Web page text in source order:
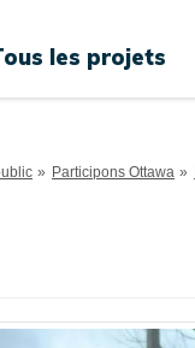
les projets
Participons Ottawa